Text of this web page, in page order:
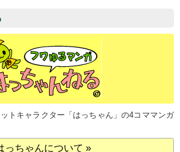
トキャラクター「はっちゃん」の4コママンガ
っちゃんについて »